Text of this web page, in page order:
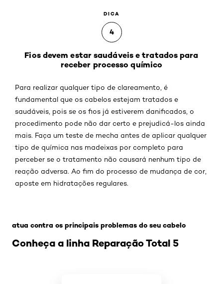
DICA
4
Fios devem estar saudáveis e tratados para
receber processo químico
Para realizar qualquer tipo de clareamento, é
fundamental que os cabelos estejam tratados e
saudáveis, pois se os fios já estiverem danificados, o
procedimento pode não dar certo e prejudicá-los ainda
mais. Faça um teste de mecha antes de aplicar qualquer
tipo de química nas madeixas por completo para
perceber se o tratamento não causará nenhum tipo de
reação adversa. Ao fim do processo de mudança de cor,
aposte em hidratações regulares.
Conheça a linha Reparação Total 5
atua contra os principais problemas do seu cabelo